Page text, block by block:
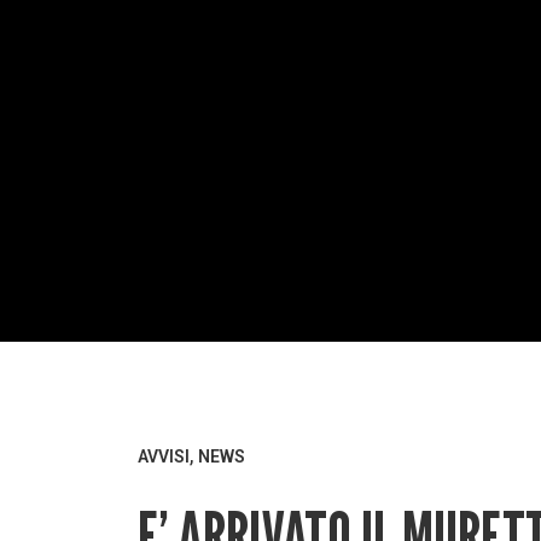
AVVISI , NEWS